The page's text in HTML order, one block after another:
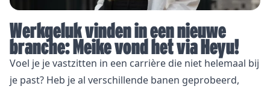
Werkgeluk vinden in een nieuwe
branche: Meike vond het via Heyu!
Voel je je vastzitten in een carrière die niet helemaal bij
je past? Heb je al verschillende banen geprobeerd,